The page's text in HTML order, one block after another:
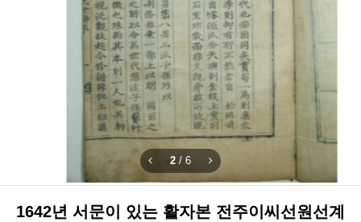
2 / 6
1642년 서문이 있는 활자본 전주이씨선원선계